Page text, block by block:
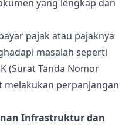
yang lengkap dan
pajak atau pajaknya
masalah seperti
(Surat Tanda Nomor
melakukan perpanjangan
Infrastruktur dan